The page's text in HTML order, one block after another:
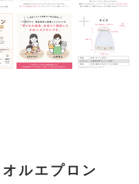
ルエプロン